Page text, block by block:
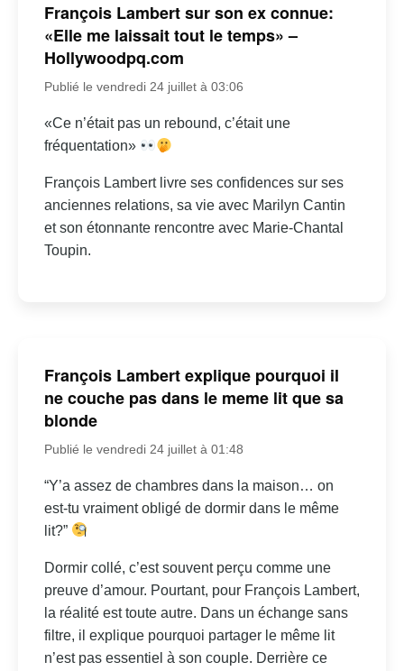
François Lambert sur son ex connue:
«Elle me laissait tout le temps» –
Hollywoodpq.com
Publié le vendredi 24 juillet à 03:06
«Ce n’était pas un rebound, c’était une
fréquentation»
François Lambert livre ses confidences sur ses
anciennes relations, sa vie avec Marilyn Cantin
et son étonnante rencontre avec Marie-Chantal
Toupin.
François Lambert explique pourquoi il
ne couche pas dans le meme lit que sa
blonde
Publié le vendredi 24 juillet à 01:48
“Y’a assez de chambres dans la maison… on
est-tu vraiment obligé de dormir dans le même
lit?”
Dormir collé, c’est souvent perçu comme une
preuve d’amour. Pourtant, pour François Lambert,
la réalité est toute autre. Dans un échange sans
filtre, il explique pourquoi partager le même lit
n’est pas essentiel à son couple. Derrière ce